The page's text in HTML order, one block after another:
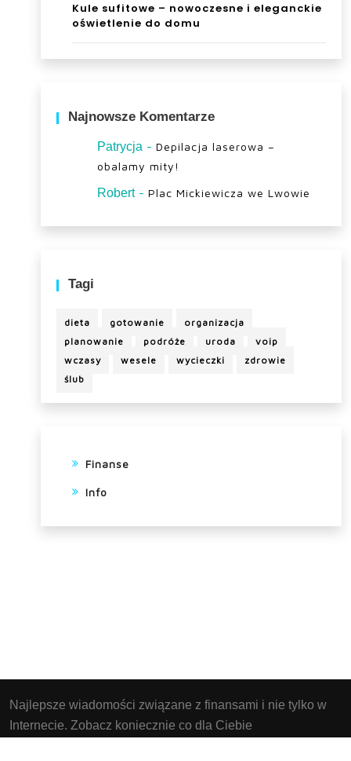
Kule sufitowe – nowoczesne i eleganckie
oświetlenie do domu
Najnowsze Komentarze
Patrycja - Depilacja laserowa –
obalamy mity!
Robert- Plac Mickiewicza we Lwowie
Tagi
dieta gotowanie
organizacja
planowanie
podróże uroda
voip
wczasy
wesele wycieczki
zdrowie
ślub
Finanse
Info
Najlepsze wiadomości związane z finansami i nie tylko w
Internecie. Zobacz koniecznie co dla Ciebie